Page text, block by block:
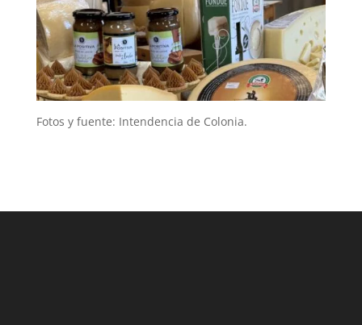
Fotos y fuente: Intendencia de Colonia.